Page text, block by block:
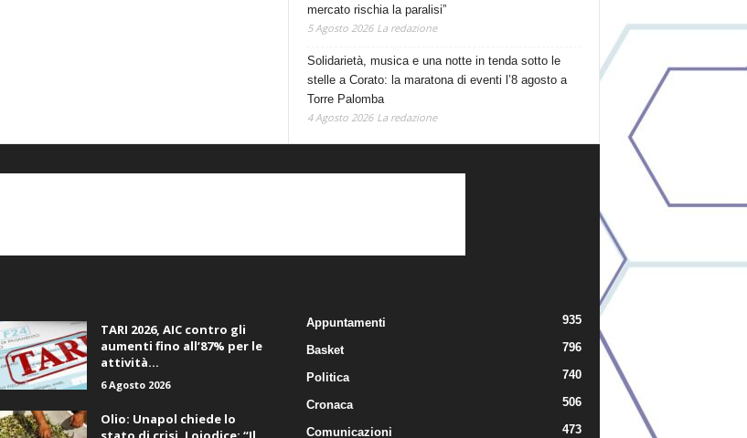
mercato rischia la paralisi”
5 Agosto 2026 La redazione
Solidarietà, musica e una notte in tenda sotto le
stelle a Corato: la maratona di eventi l’8 agosto a
Torre Palomba
4 Agosto 2026 La redazione
TARI 2026, AIC contro gli
aumenti fino all’87% per le
attività...
6 Agosto 2026
Olio: Unapol chiede lo
Appuntamenti 935
Basket 796
Politica 740
Cronaca 506
Comunicazioni 473